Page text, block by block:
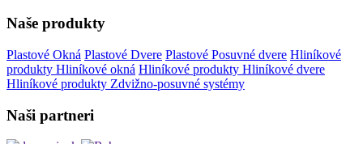
Naše produkty
Plastové Okná Plastové Dvere Plastové Posuvné dvere Hliníkové
produkty Hliníkové okná Hliníkové produkty Hliníkové dvere
Hliníkové produkty Zdvižno-posuvné systémy
Naši partneri